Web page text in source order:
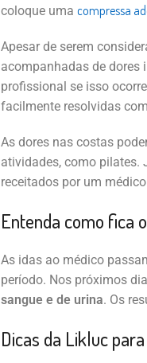
coloque uma compressa
Apesar de serem
acompanhadas de dores
profissional se isso
facilmente resolvidas
As dores nas costas
atividades, como pilates.
receitados por um
Entenda como fica
As idas ao médico
período. Nos próximos
sangue e de urina. Os
Dicas da Likluc